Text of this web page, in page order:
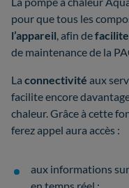
pour que tous les
l’appareil , afin de
de maintenance de la
La connectivité aux
facilite encore
chaleur. Grâce à cette
ferez appel aura accès :
aux informations
en temps réel ;